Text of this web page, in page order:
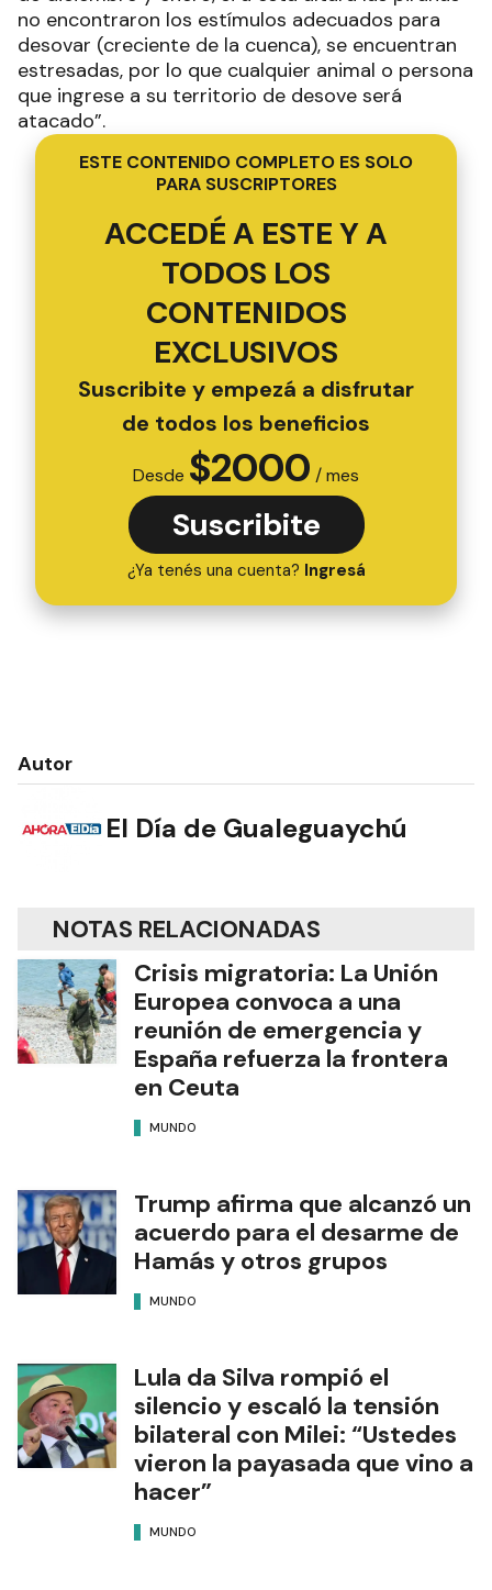
no encontraron los estímulos adecuados para
desovar (creciente de la cuenca), se encuentran
estresadas, por lo que cualquier animal o persona
que ingrese a su territorio de desove será
atacado”.
ESTE CONTENIDO COMPLETO ES SOLO
PARA SUSCRIPTORES
ACCEDÉ A ESTE Y A
TODOS LOS
CONTENIDOS
EXCLUSIVOS
Suscribite y empezá a disfrutar
de todos los beneficios
Desde $2000 / mes
Suscribite
¿Ya tenés una cuenta? Ingresá
Autor
El Día de Gualeguaychú
NOTAS RELACIONADAS
Crisis migratoria: La Unión
Europea convoca a una
reunión de emergencia y
España refuerza la frontera
en Ceuta
MUNDO
Trump afirma que alcanzó un
acuerdo para el desarme de
Hamás y otros grupos
MUNDO
Lula da Silva rompió el
silencio y escaló la tensión
bilateral con Milei: “Ustedes
vieron la payasada que vino a
hacer”
MUNDO